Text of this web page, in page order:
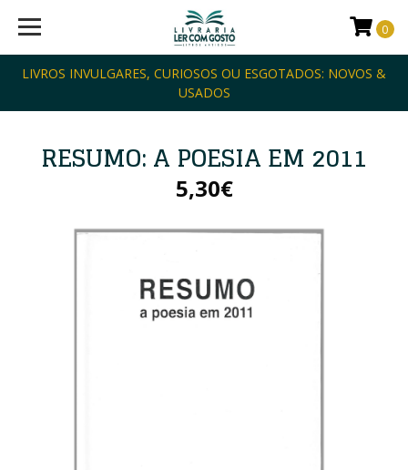
LIVROS INVULGARES, CURIOSOS OU ESGOTADOS: NOVOS &
USADOS
0
RESUMO: A POESIA EM 2011
5,30€